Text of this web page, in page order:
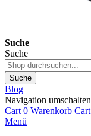
Suche
Suche
Suche
Blog
Navigation umschalten
Cart 0 Warenkorb Cart
Menü